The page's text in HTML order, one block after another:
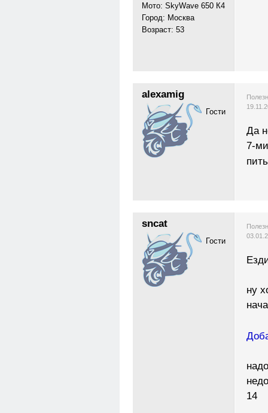
Мото: SkyWave 650 К4
Город: Москва
Возраст: 53
alexamig
Гости
Да
7-
sncat
Гости
ну
14